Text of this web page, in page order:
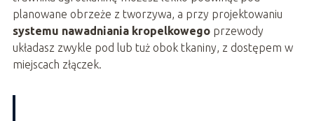
planowane obrzeże z tworzywa, a przy projektowaniu
systemu nawadniania kropelkowegoprzewody
układasz zwykle pod lub tuż obok tkaniny, z dostępem w
miejscach złączek.